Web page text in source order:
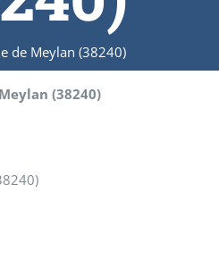
de Meylan (38240)
(38240)